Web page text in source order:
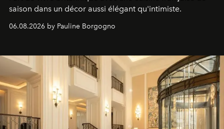
saison dans un décor aussi élégant qu'intimiste.
06.08.2026 by Pauline Borgogno